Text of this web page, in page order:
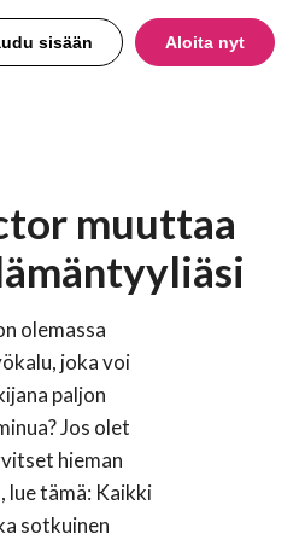
sisään Aloita nyt
muuttaa
olemassa
joka voi
paljon
Jos olet
hieman
tämä: Kaikki
sotkuinen